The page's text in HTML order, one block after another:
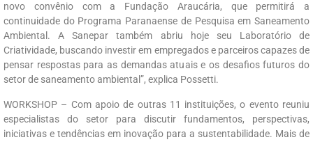
novo convênio com a Fundação Araucária, que permitirá a
continuidade do Programa Paranaense de Pesquisa em Saneamento
Ambiental. A Sanepar também abriu hoje seu Laboratório de
Criatividade, buscando investir em empregados e parceiros capazes de
pensar respostas para as demandas atuais e os desafios futuros do
setor de saneamento ambiental”, explica Possetti.
WORKSHOP – Com apoio de outras 11 instituições, o evento reuniu
especialistas do setor para discutir fundamentos, perspectivas,
iniciativas e tendências em inovação para a sustentabilidade. Mais de